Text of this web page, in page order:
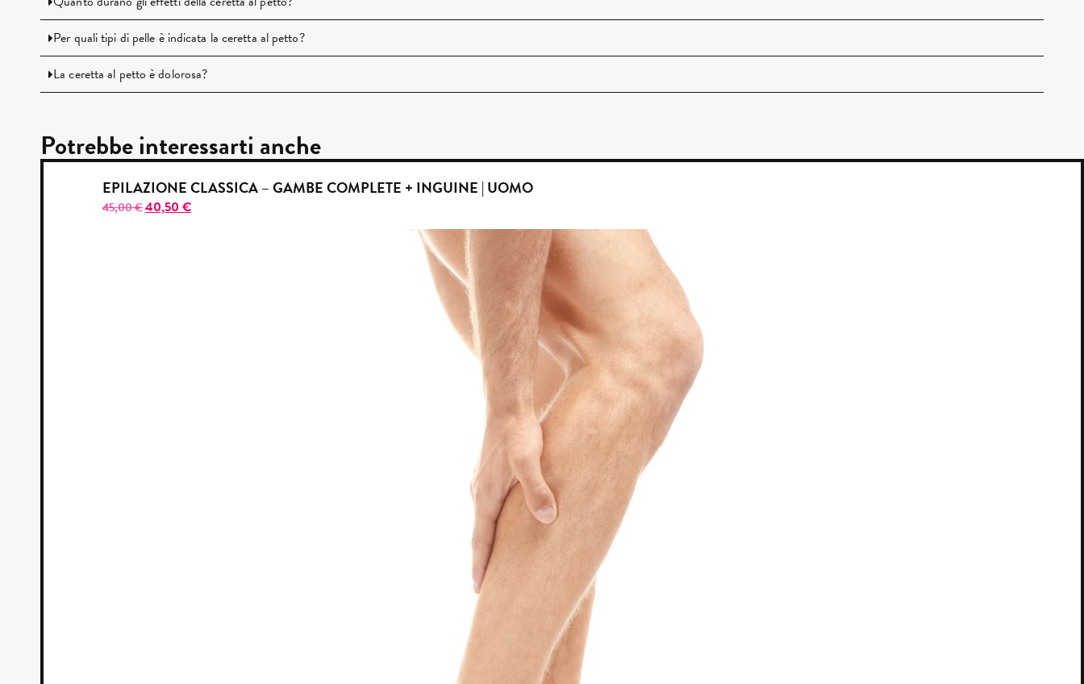
Per quali tipi di pelle è indicata la ceretta al petto?
La ceretta al petto è dolorosa?
Potrebbe interessarti anche
EPILAZIONE CLASSICA – GAMBE COMPLETE + INGUINE | UOMO
45,00€40,50€